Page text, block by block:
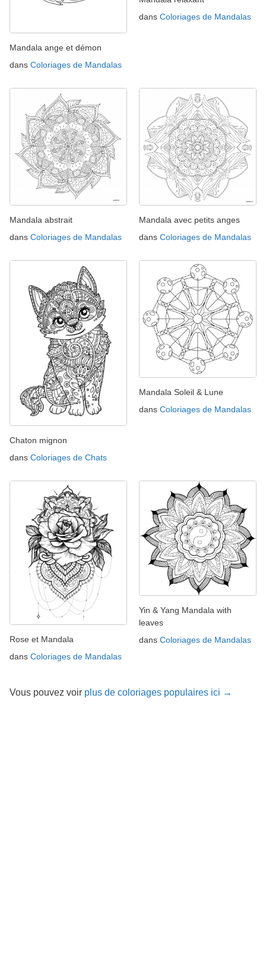
Mandala ange et démon
dans Coloriages de Mandalas
dans Coloriages de Mandalas
Mandala abstrait
dans Coloriages de Mandalas
Mandala avec petits anges
dans Coloriages de Mandalas
Chaton mignon
dans Coloriages de Chats
Mandala Soleil & Lune
dans Coloriages de Mandalas
Rose et Mandala
dans Coloriages de Mandalas
Yin & Yang Mandala with
leaves
dans Coloriages de Mandalas
Vous pouvez voir plus de coloriages populaires ici →